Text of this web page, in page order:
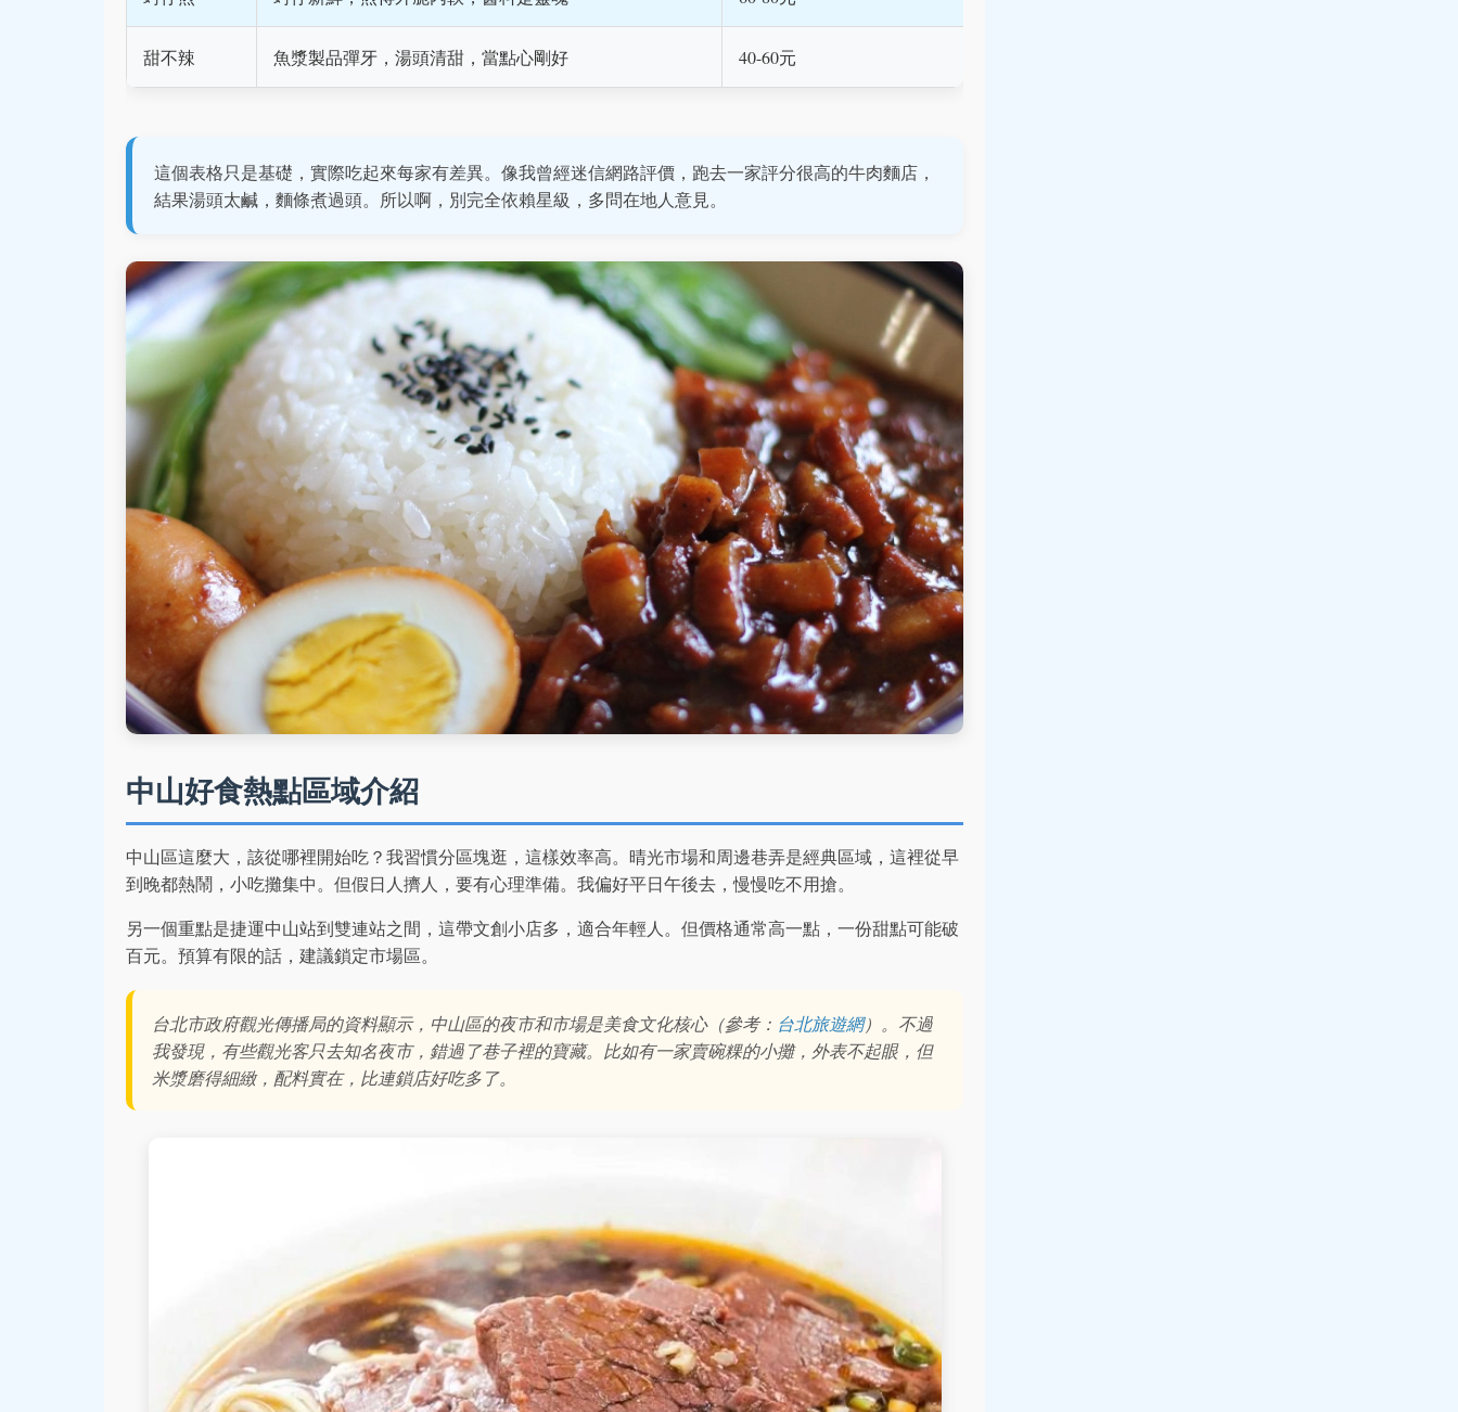
甜不辣 魚漿製品彈牙，湯頭清甜，當點心剛好 40-60元
這個表格只是基礎，實際吃起來每家有差異。像我曾經迷信網路評價，跑去一家評分很高的牛肉麵店，
結果湯頭太鹹，麵條煮過頭。所以啊，別完全依賴星級，多問在地人意見。
中山好食熱點區域介紹
中山區這麼大，該從哪裡開始吃？我習慣分區塊逛，這樣效率高。晴光市場和周邊巷弄是經典區域，這裡從早
到晚都熱鬧，小吃攤集中。但假日人擠人，要有心理準備。我偏好平日午後去，慢慢吃不用搶。
另一個重點是捷運中山站到雙連站之間，這帶文創小店多，適合年輕人。但價格通常高一點，一份甜點可能破
百元。預算有限的話，建議鎖定市場區。
台北市政府觀光傳播局的資料顯示，中山區的夜市和市場是美食文化核心（參考： 台北旅遊網）。不過
我發現，有些觀光客只去知名夜市，錯過了巷子裡的寶藏。比如有一家賣碗粿的小攤，外表不起眼，但
米漿磨得細緻，配料實在，比連鎖店好吃多了。